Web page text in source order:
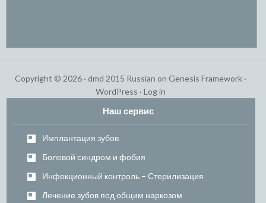
Copyright © 2026 · dmd 2015 Russian on Genesis Framework ·
WordPress · Log in
Наш сервис
Имплантация зубов
Болевой синдром и фобия
Инфекционный контроль – Стерилизация
Лечение зубов под общим наркозом